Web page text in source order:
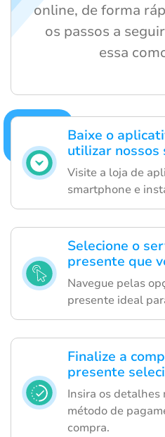
Baixe o
utilizar nossos
Visite a loja de
smartphone e
Selecione o
presente que
Navegue pelas
presente ideal
Finalize a
presente
Insira os detalhes
método de
compra.
online, de forma
os passos a
essa